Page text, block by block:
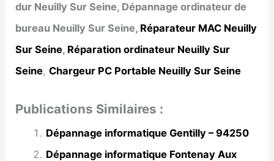
dur Neuilly Sur Seine, Dépannage ordinateur de
bureau Neuilly Sur Seine, Réparateur MAC Neuilly
Sur Seine, Réparation ordinateur Neuilly Sur
Seine,Chargeur PC Portable Neuilly Sur Seine
Publications Similaires :
Dépannage informatique Gentilly – 94250
Dépannage informatique Fontenay Aux